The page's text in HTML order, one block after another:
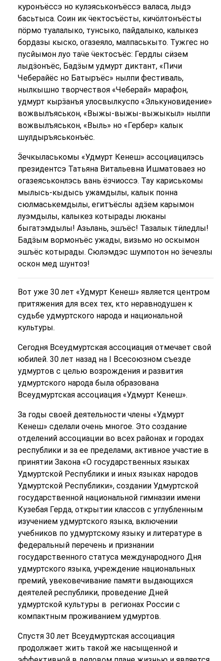
куронъёссэ но кулэяськонъёссэ валаса, лыдэ
басьтыса. Соин ик ӵектосъёсты, кичöлтонъёсты
пöрмо туалалыко, тунсыко, пайдалыко, калыкез
бордазы кыско, огазеяло, малпаськыто. Тужгес но
пусйымон луо таӵе ӵектосъёс: Гердлы сӥзем
лыдӟонъёс, Бадӟым удмурт диктант, «Пичи
Чеберайёс но Батыръёс» нылпи фестиваль,
нылкышно творчествоя «Чеберай» марафон,
удмурт кырӟанъя улосвылкуспо «Элькуновидение»
вожвылъяськон, «Выжы-выжы-выжыкыл» нылпи
вожвылъяськон, «Выль» но «Гербер» калык
шулдыръяськонъёс.
Ӟечкыласькомы «Удмурт Кенеш» ассоциацилэсь
президентсэ Татьяна Витальевна Ишматоваез но
огазеяськонлэсь вань ёзчиоссэ. Тау кариськомы
мылысь-кыдысь ужамдылы, калык понна
сюлмаськемдылы, егитъёслы адӟем карымон
луэмдылы, калыкез котырады люканы
быгатэмдылы! Азьлань, эшъёс! Тазалык тӥледлы!
Бадӟым вормонъёс ужады, визьмо но оскымон
эшъёс котырады. Сюлэмдэс шумпотон но ӟечезлы
оскон мед шунтоз!
Вот уже 30 лет «Удмурт Кенеш» является центром
притяжения для всех тех, кто неравнодушен к
судьбе удмуртского народа и национальной
культуры.
Сегодня Всеудмуртская ассоциация отмечает свой
юбилей. 30 лет назад на I Всесоюзном съезде
удмуртов с целью возрождения и развития
удмуртского народа была образована
Всеудмуртская ассоциация «Удмурт Кенеш».
За годы своей деятельности члены «Удмурт
Кенеш» сделали очень многое. Это создание
отделений ассоциации во всех районах и городах
республики и за ее пределами, активное участие в
принятии Закона «О государственных языках
Удмуртской Республики и иных языках народов
Удмуртской Республики», создании Удмуртской
государственной национальной гимназии имени
Кузебая Герда, открытии классов с углубленным
изучением удмуртского языка, включении
учебников по удмуртскому языку и литературе в
федеральный перечень и признании
государственного статуса международного Дня
удмуртского языка, учреждение национальных
премий,увековечивание памяти выдающихся
деятелей республики, проведение Дней
удмуртской культуры в регионах России с
компактным проживанием удмуртов.
Спустя 30 лет Всеудмуртская ассоциация
продолжает жить такой же насыщенной и